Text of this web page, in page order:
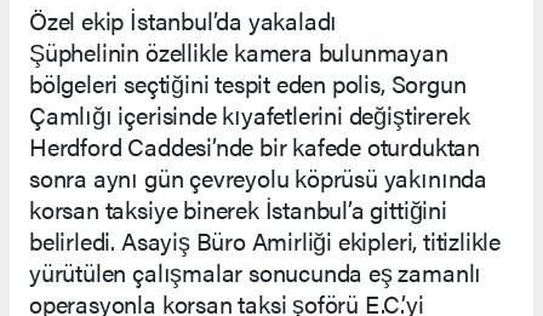
Özel ekip İstanbul’da yakaladı
Şüphelinin özellikle kamera bulunmayan
bölgeleri seçtiğini tespit eden polis, Sorgun
Çamlığı içerisinde kıyafetlerini değiştirerek
Herdford Caddesi’nde bir kafede oturduktan
sonra aynı gün çevreyolu köprüsü yakınında
korsan taksiye binerek İstanbul’a gittiğini
belirledi. Asayiş Büro Amirliği ekipleri, titizlikle
yürütülen çalışmalar sonucunda eş zamanlı
operasyonla korsan taksi şoförü E.C.’yi